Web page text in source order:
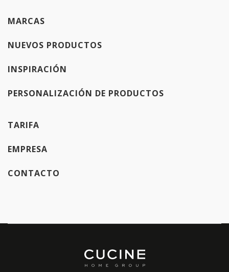
MARCAS
NUEVOS PRODUCTOS
INSPIRACIÓN
PERSONALIZACIÓN DE PRODUCTOS
TARIFA
EMPRESA
CONTACTO